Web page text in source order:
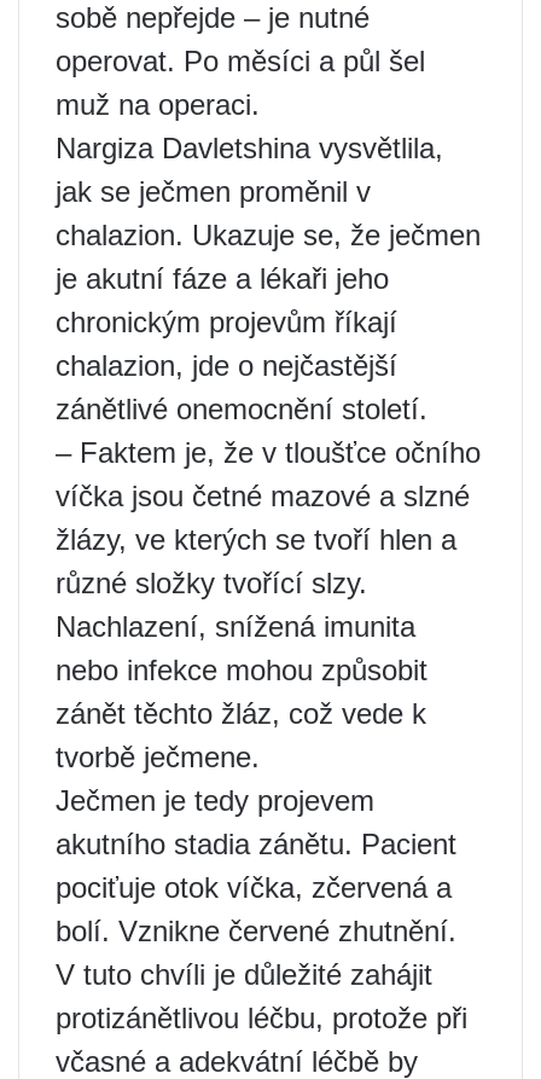
sobě nepřejde – je nutné
operovat. Po měsíci a půl šel
muž na operaci.
Nargiza Davletshina vysvětlila,
jak se ječmen proměnil v
chalazion. Ukazuje se, že ječmen
je akutní fáze a lékaři jeho
chronickým projevům říkají
chalazion, jde o nejčastější
zánětlivé onemocnění století.
– Faktem je, že v tloušťce očního
víčka jsou četné mazové a slzné
žlázy, ve kterých se tvoří hlen a
různé složky tvořící slzy.
Nachlazení, snížená imunita
nebo infekce mohou způsobit
zánět těchto žláz, což vede k
tvorbě ječmene.
Ječmen je tedy projevem
akutního stadia zánětu. Pacient
pociťuje otok víčka, zčervená a
bolí. Vznikne červené zhutnění.
V tuto chvíli je důležité zahájit
protizánětlivou léčbu, protože při
včasné a adekvátní léčbě by